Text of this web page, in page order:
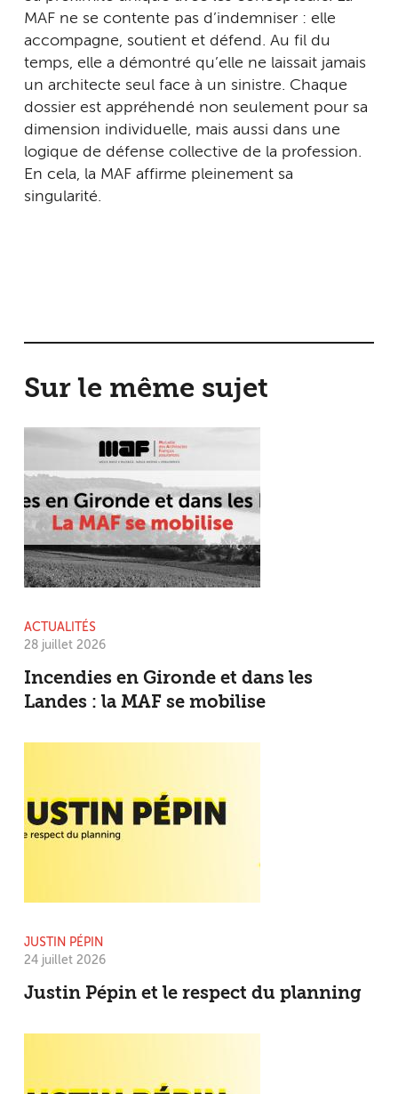
MAF ne se contente pas d’indemniser : elle
accompagne, soutient et défend. Au fil du
temps, elle a démontré qu’elle ne laissait jamais
un architecte seul face à un sinistre. Chaque
dossier est appréhendé non seulement pour sa
dimension individuelle, mais aussi dans une
logique de défense collective de la profession.
En cela, la MAF affirme pleinement sa
singularité.
Sur le même sujet
ACTUALITÉS
28 juillet 2026
Incendies en Gironde et dans les
Landes : la MAF se mobilise
JUSTIN PÉPIN
24 juillet 2026
Justin Pépin et le respect du planning